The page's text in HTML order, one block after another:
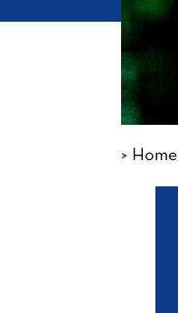
> Home